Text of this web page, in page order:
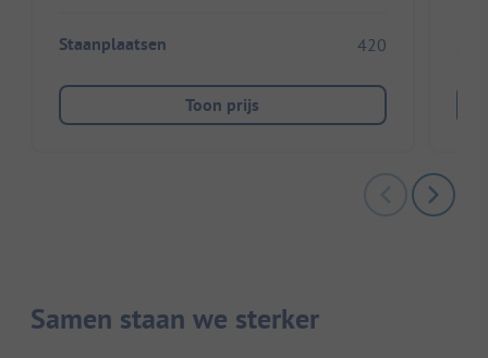
Staanplaatsen 420
Toon prijs
Samen staan we sterker